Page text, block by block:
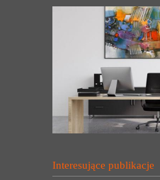
Interesujące publikacje